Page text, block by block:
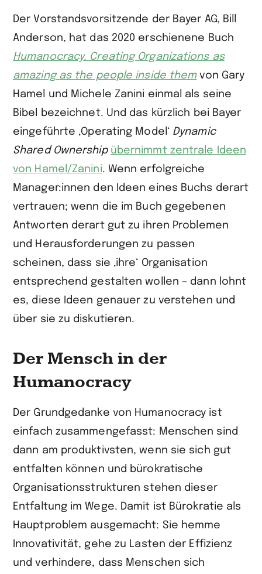
Der Vorstandsvorsitzende der Bayer AG, Bill
Anderson, hat das 2020 erschienene Buch
Humanocracy. Creating Organizations as
amazing as the people inside themvon Gary
Hamel und Michele Zanini einmal als seine
Bibel bezeichnet. Und das kürzlich bei Bayer
eingeführte ‚Operating Model‘ Dynamic
Shared Ownership übernimmt zentrale Ideen
von Hamel/Zanini. Wenn erfolgreiche
Manager:innen den Ideen eines Buchs derart
vertrauen; wenn die im Buch gegebenen
Antworten derart gut zu ihren Problemen
und Herausforderungen zu passen
scheinen, dass sie ‚ihre‘ Organisation
entsprechend gestalten wollen – dann lohnt
es, diese Ideen genauer zu verstehen und
über sie zu diskutieren.
Der Mensch in der
Humanocracy
Der Grundgedanke von Humanocracy ist
einfach zusammengefasst: Menschen sind
dann am produktivsten, wenn sie sich gut
entfalten können und bürokratische
Organisationsstrukturen stehen dieser
Entfaltung im Wege. Damit ist Bürokratie als
Hauptproblem ausgemacht: Sie hemme
Innovativität, gehe zu Lasten der Effizienz
und verhindere, dass Menschen sich